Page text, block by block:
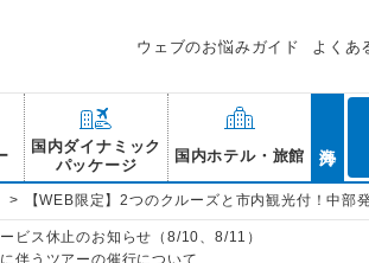
ウェブのお悩みガイド よくあ
国内ダイナミック
パッケージ
国内ホテル・旅館
> 【WEB限定】2つのクルーズと市内観光付！中
ビス休止のお知らせ（8/10、8/11）
伴うツアーの催行について